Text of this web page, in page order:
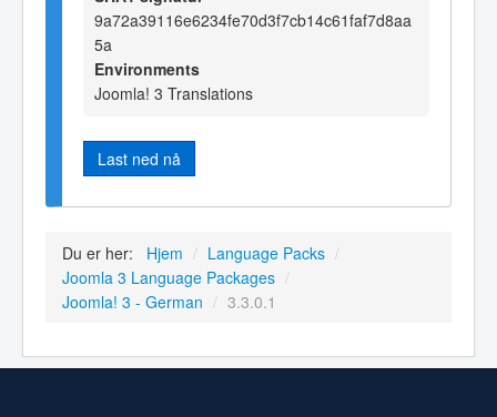
9a72a39116e6234fe70d3f7cb14c61faf7d8aa
5a
Environments
Joomla! 3 Translations
Last ned nå
Du er her: Hjem / Language Packs /
Joomla 3 Language Packages /
Joomla! 3 - German / 3.3.0.1